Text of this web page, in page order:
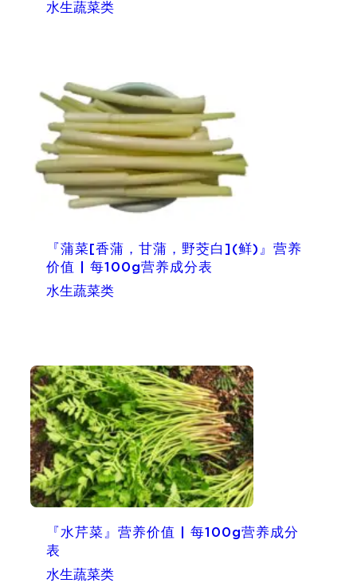
水生蔬菜类
『蒲菜[香蒲，甘蒲，野茭白](鲜)』营养
价值 | 每100g营养成分表
水生蔬菜类
『水芹菜』营养价值 | 每100g营养成分
表
水生蔬菜类